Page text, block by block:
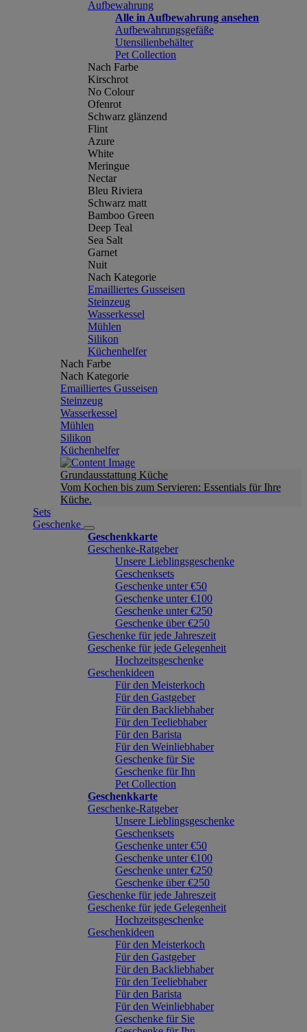
Aufbewahrung
Alle in Aufbewahrung ansehen
Aufbewahrungsgefäße
Utensilienbehälter
Pet Collection
Nach Farbe
Kirschrot
No Colour
Ofenrot
Schwarz glänzend
Flint
Azure
White
Meringue
Nectar
Bleu Riviera
Schwarz matt
Bamboo Green
Deep Teal
Sea Salt
Garnet
Nuit
Nach Kategorie
Emailliertes Gusseisen
Steinzeug
Wasserkessel
Mühlen
Silikon
Küchenhelfer
Nach Farbe
Nach Kategorie
Emailliertes Gusseisen
Steinzeug
Wasserkessel
Mühlen
Silikon
Küchenhelfer
Grundausstattung Küche
Vom Kochen bis zum Servieren: Essentials für Ihre
Küche.
Sets
Geschenke
Geschenkkarte
Geschenke-Ratgeber
Unsere Lieblingsgeschenke
Geschenksets
Geschenke unter €50
Geschenke unter €100
Geschenke unter €250
Geschenke über €250
Geschenke für jede Jahreszeit
Geschenke für jede Gelegenheit
Hochzeitsgeschenke
Geschenkideen
Für den Meisterkoch
Für den Gastgeber
Für den Backliebhaber
Für den Teeliebhaber
Für den Barista
Für den Weinliebhaber
Geschenke für Sie
Geschenke für Ihn
Pet Collection
Geschenkkarte
Geschenke-Ratgeber
Unsere Lieblingsgeschenke
Geschenksets
Geschenke unter €50
Geschenke unter €100
Geschenke unter €250
Geschenke über €250
Geschenke für jede Jahreszeit
Geschenke für jede Gelegenheit
Hochzeitsgeschenke
Geschenkideen
Für den Meisterkoch
Für den Gastgeber
Für den Backliebhaber
Für den Teeliebhaber
Für den Barista
Für den Weinliebhaber
Geschenke für Sie